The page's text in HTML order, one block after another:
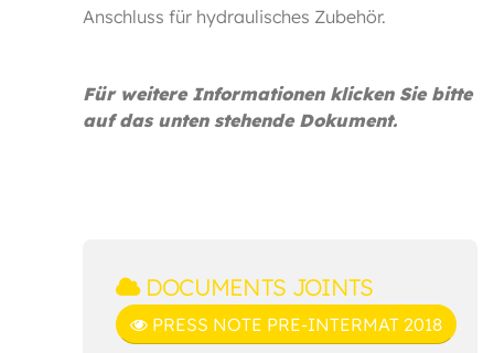
Anschluss für hydraulisches Zubehör.
Für weitere Informationen klicken Sie bitte
auf das unten stehende Dokument.
DOCUMENTS JOINTS
PRESS NOTE PRE-INTERMAT 2018